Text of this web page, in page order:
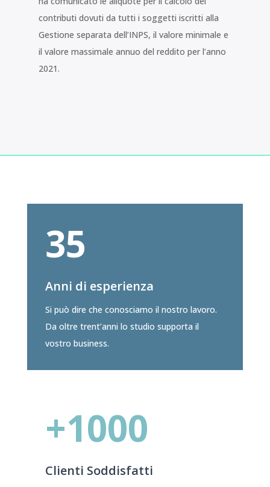
contributi dovuti da tutti i soggetti iscritti alla
Gestione separata dell’INPS, il valore minimale e
il valore massimale annuo del reddito per l’anno
2021.
35
Anni di esperienza
Si può dire che conosciamo il nostro lavoro.
Da oltre trent’anni lo studio supporta il
vostro business.
+1000
Clienti Soddisfatti